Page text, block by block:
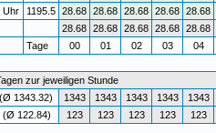
Uhr
1195.5 28.68 28.68 28.68 28.68 28.68
28.68 28.68 28.68 28.68 28.68
Tage 00 01 02 03 04
zur jeweiligen Stunde
1343.32)
1343 1343 1343 1343 1343
(Ø 122.84)
123 123 123 123 123